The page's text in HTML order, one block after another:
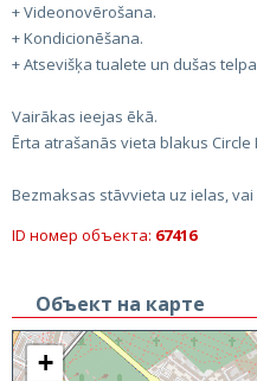
+ Videonovērošana.
+ Kondicionēšana.
+ Atsevišķa tualete un dušas
Vairākas ieejas ēkā.
Ērta atrašanās vieta blakus Circle
Bezmaksas stāvvieta uz ielas,
ID номер объекта: 67416
Объект на карте
+